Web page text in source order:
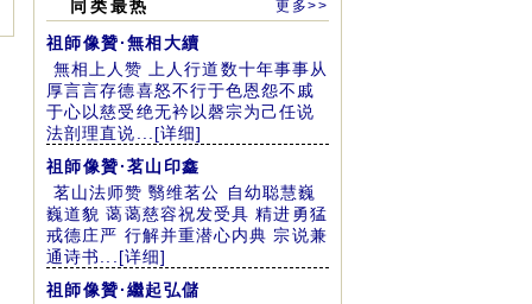
同类最热 更多>>
祖師像贊·無相大續
無相上人赞 上人行道数十年事事从
厚言言存德喜怒不行于色恩怨不戚
于心以慈受绝无衿以磬宗为己任说
法剖理直说...[详细]
祖師像贊·茗山印鑫
茗山法师赞 翳维茗公 自幼聪慧巍
巍道貌 蔼蔼慈容祝发受具 精进勇猛
戒德庄严 行解并重潜心内典 宗说兼
通诗书...[详细]
祖師像贊·繼起弘儲